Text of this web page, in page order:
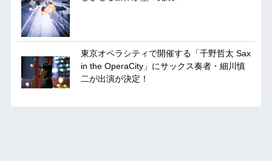
東京オペラシティで開催する「千野哲太 Sax
in the OperaCity」にサックス奏者・細川慎
二が出演が決定！